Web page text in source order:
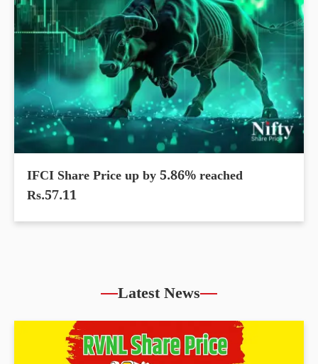
IFCI Share Price up by 5.86% reached
Rs.57.11
Latest News